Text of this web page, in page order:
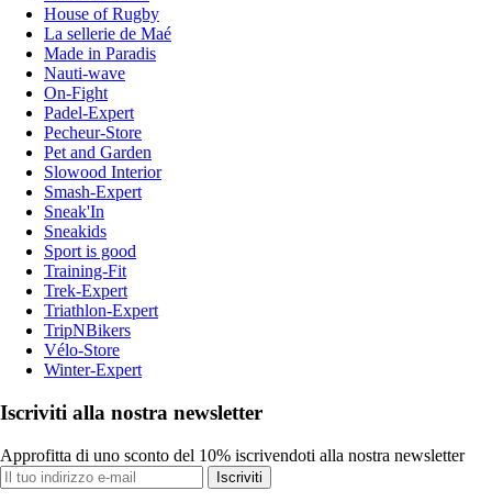
House of Rugby
La sellerie de Maé
Made in Paradis
Nauti-wave
On-Fight
Padel-Expert
Pecheur-Store
Pet and Garden
Slowood Interior
Smash-Expert
Sneak'In
Sneakids
Sport is good
Training-Fit
Trek-Expert
Triathlon-Expert
TripNBikers
Vélo-Store
Winter-Expert
Iscriviti alla nostra newsletter
Approfitta di uno sconto del 10% iscrivendoti alla nostra newsletter
Iscriviti